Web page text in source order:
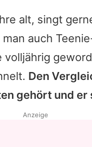
alt, singt
auch
Den
gehört und
Anzeige